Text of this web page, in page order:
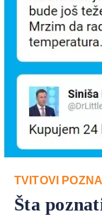
TVITOVI
Šta